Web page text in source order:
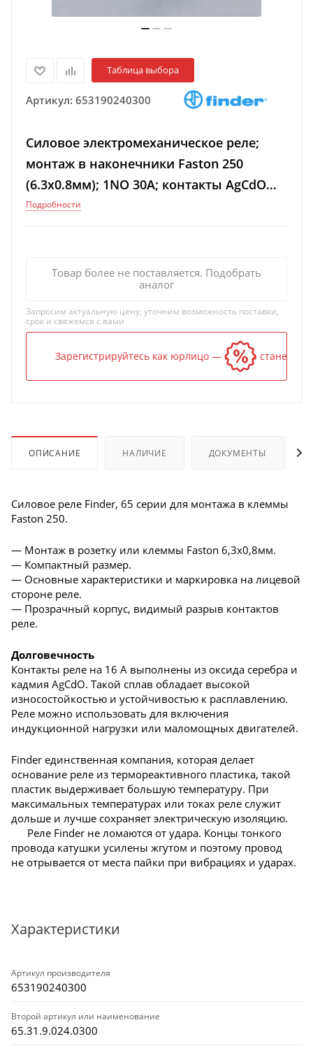
Таблица выбора
Артикул: 653190240300
Силовое электромеханическое реле;
монтаж в наконечники Faston 250
(6.3x0.8мм); 1NO 30A; контакты AgCdO
(зазор ≥ 3мм); катушка 24В DC; степень
Подробности
Товар более не поставляется. Подобрать
аналог
Запросим актуальную цену, уточним возможность поставки,
срок и свяжемся с вами
Зарегистрируйтесь как юрлицо — и цена станет
ОПИСАНИЕ НАЛИЧИЕ ДОКУМЕНТЫ
Силовое реле Finder, 65 серии для монтажа в клеммы
Faston 250.
— Монтаж в розетку или клеммы Faston 6,3х0,8мм.
— Компактный размер.
— Основные характеристики и маркировка на лицевой
стороне реле.
— Прозрачный корпус, видимый разрыв контактов
реле.
Долговечность
Контакты реле на 16 А выполнены из оксида серебра и
кадмия AgCdO. Такой сплав обладает высокой
износостойкостью и устойчивостью к расплавлению.
Реле можно использовать для включения
индукционной нагрузки или маломощных двигателей.
Finder единственная компания, которая делает
основание реле из термореактивного пластика, такой
пластик выдерживает большую температуру. При
максимальных температурах или токах реле служит
дольше и лучше сохраняет электрическую изоляцию.
Реле Finder не ломаются от удара. Концы тонкого
провода катушки усилены жгутом и поэтому провод
не отрывается от места пайки при вибрациях и ударах.
Характеристики
Артикул производителя
653190240300
Второй артикул или наименование
65.31.9.024.0300